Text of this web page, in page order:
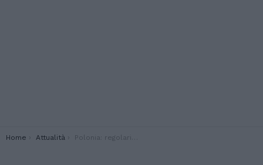
You are here:
Home Attualità Polonia: regolarizzazione per 300mila immigrati